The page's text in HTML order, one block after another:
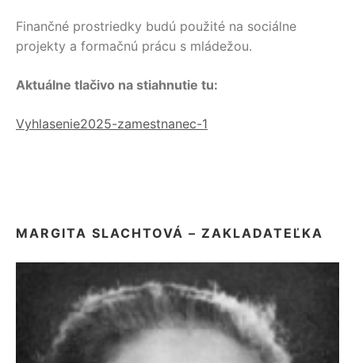
Finančné prostriedky budú použité na sociálne
projekty a formačnú prácu s mládežou.
Aktuálne tlačivo na stiahnutie tu:
Vyhlasenie2025-zamestnanec-1
MARGITA SLACHTOVÁ – ZAKLADATEĽKA